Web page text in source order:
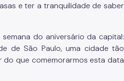
e ter a tranquilidade de saber
do aniversário da capital:
de São Paulo, uma cidade tão
do que comemorarmos esta data